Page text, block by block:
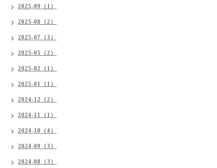
2025-09（1）
2025-08（2）
2025-07（3）
2025-05（2）
2025-02（1）
2025-01（1）
2024-12（2）
2024-11（1）
2024-10（4）
2024-09（3）
2024-08（3）